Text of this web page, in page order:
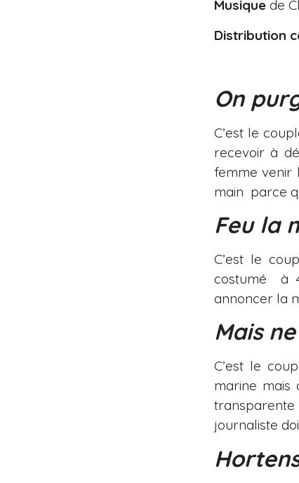
Musique de
Distribution
On
C’est le
recevoir à
femme venir
main parce
Feu la
C’est le
costumé à
annoncer la
Mais
C’est le
marine mais
journaliste